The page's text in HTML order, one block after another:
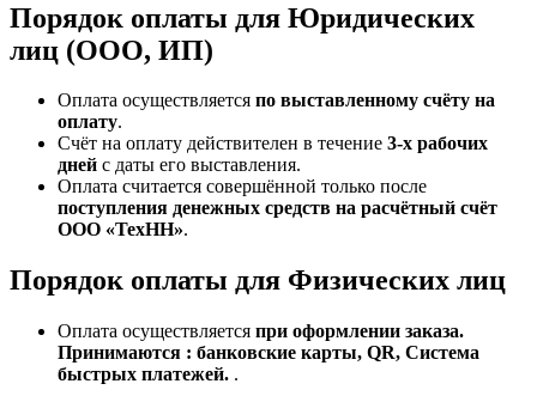
Порядок оплаты для Юридических
лиц (ООО, ИП)
Оплата осуществляется по выставленному счёту на
оплату.
Счёт на оплату действителен в течение 3‑х рабочих
дней с даты его выставления.
Оплата считается совершённой только после
поступления денежных средств на расчётный счёт
ООО «ТехНН».
Порядок оплаты для Физических лиц
Оплата осуществляется при оформлении заказа.
Принимаются : банковские карты, QR, Система
быстрых платежей. .